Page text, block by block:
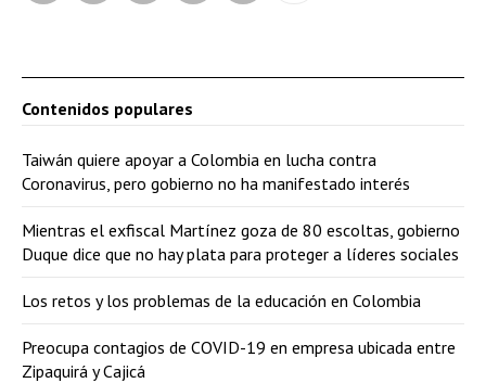
Contenidos populares
Taiwán quiere apoyar a Colombia en lucha contra
Coronavirus, pero gobierno no ha manifestado interés
Mientras el exfiscal Martínez goza de 80 escoltas, gobierno
Duque dice que no hay plata para proteger a líderes sociales
Los retos y los problemas de la educación en Colombia
Preocupa contagios de COVID-19 en empresa ubicada entre
Zipaquirá y Cajicá